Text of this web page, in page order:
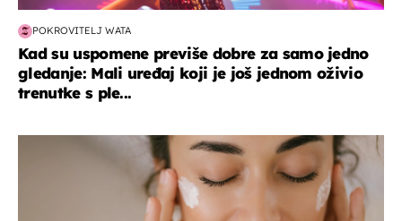
POKROVITELJ WATA
Kad su uspomene previše dobre za samo jedno
gledanje: Mali uređaj koji je još jednom oživio
trenutke s ple...
moda & ljepota